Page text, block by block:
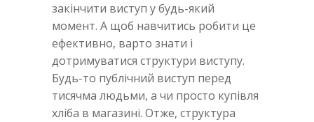
закінчити виступ у будь-який
момент. А щоб навчитись робити це
ефективно, варто знати і
дотримуватися структури виступу.
Будь-то публічний виступ перед
тисячма людьми, а чи просто купівля
хліба в магазині. Отже, структура